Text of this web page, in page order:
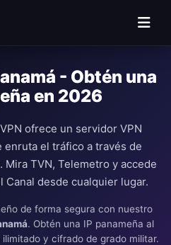
- Obtén una
en 2026
ofrece un servidor VPN
enruta el tráfico a través de
Mira TVN, Telemetro y accede
Canal desde cualquier lugar.
de forma segura con nuestro
. Obtén una IP panameña al
y cifrado de grado militar.